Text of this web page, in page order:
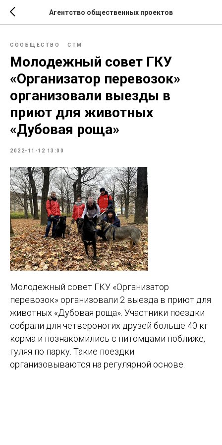
Агентство общественных проектов
СООБЩЕСТВО СТМ
Молодежный совет ГКУ
«Организатор перевозок»
организовали выезды в
приют для животных
«Дубовая роща»
2022-11-12 13:00
Молодежный совет ГКУ «Организатор
перевозок» организовали 2 выезда в приют для
животных «Дубовая роща». Участники поездки
собрали для четвероногих друзей больше 40 кг
корма и познакомились с питомцами поближе,
гуляя по парку. Такие поездки
организовываются на регулярной основе.